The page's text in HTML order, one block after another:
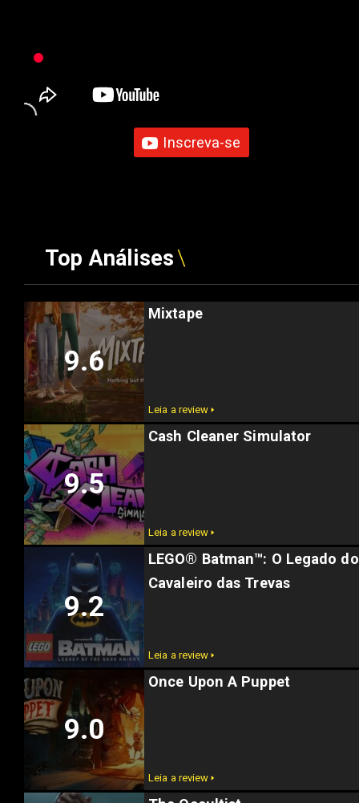
Inscreva-se
Top Análises
Mixtape
9.6
Leia a review 🢒
Cash Cleaner Simulator
9.5
Leia a review 🢒
LEGO® Batman™: O Legado do
Cavaleiro das Trevas
9.2
Leia a review 🢒
Once Upon A Puppet
9.0
Leia a review 🢒